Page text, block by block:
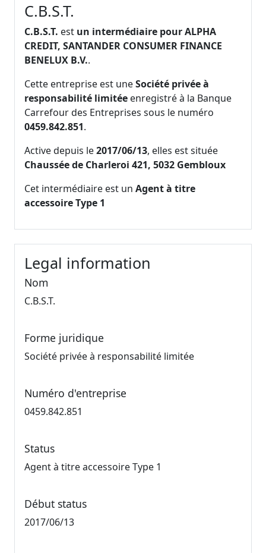
C.B.S.T.
C.B.S.T. est un intermédiaire pour ALPHA
CREDIT, SANTANDER CONSUMER FINANCE
BENELUX B.V..
Cette entreprise est uneSociété privée à
responsabilité limitée enregistré à la Banque
Carrefour des Entreprises sous le numéro
0459.842.851.
Active depuis le2017/06/13, elles est située
Chaussée de Charleroi 421, 5032 Gembloux
Cet intermédiaire est un Agent à titre
accessoire Type 1
Legal information
Nom
C.B.S.T.
Forme juridique
Société privée à responsabilité limitée
Numéro d'entreprise
0459.842.851
Status
Agent à titre accessoire Type 1
Début status
2017/06/13